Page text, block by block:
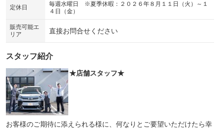
定休日
毎週水曜日 ※夏季休暇：２０２６年８月１１日（火）～１
４日（金）
販売可能エ
リア
直接お問合せください
スタッフ紹介
★店舗スタッフ★
お客様のご期待に添えられる様に、何なりとご要望いただけたら幸